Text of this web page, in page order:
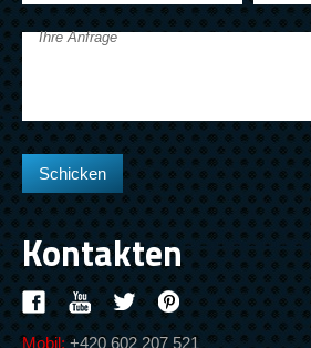
Ihre Anfrage
Kontakten
Mobil:+420 602 207 521